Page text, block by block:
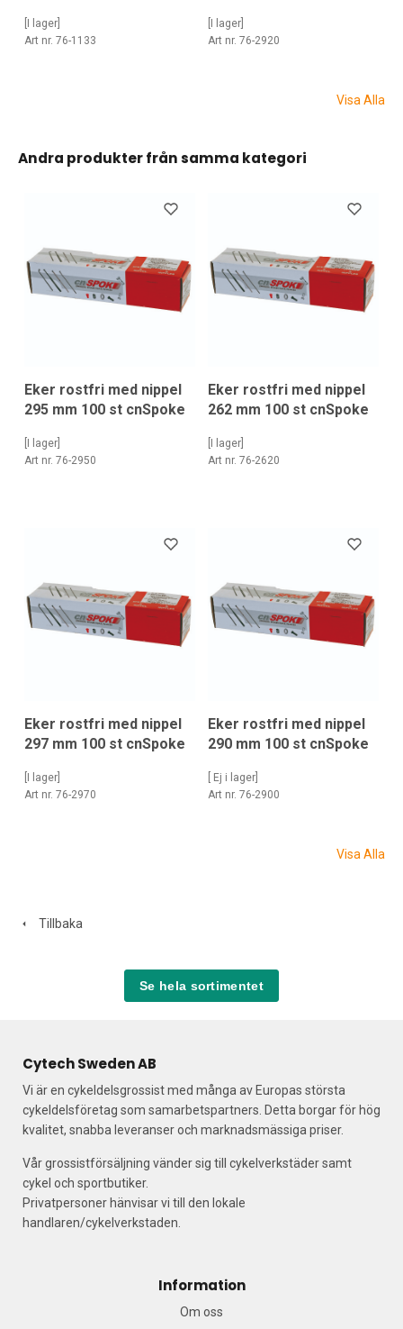
[I lager]
Art nr. 76-1133
[I lager]
Art nr. 76-2920
Visa Alla
Andra produkter från samma kategori
Eker rostfri med nippel
295 mm 100 st cnSpoke
[I lager]
Art nr. 76-2950
Eker rostfri med nippel
262 mm 100 st cnSpoke
[I lager]
Art nr. 76-2620
Eker rostfri med nippel
297 mm 100 st cnSpoke
[I lager]
Art nr. 76-2970
Eker rostfri med nippel
290 mm 100 st cnSpoke
[ Ej i lager]
Art nr. 76-2900
Visa Alla
Tillbaka
Se hela sortimentet
Cytech Sweden AB
Vi är en cykeldelsgrossist med många av Europas största
cykeldelsföretag som samarbetspartners. Detta borgar för hög
kvalitet, snabba leveranser och marknadsmässiga priser.
Vår grossistförsäljning vänder sig till cykelverkstäder samt
cykel och sportbutiker.
Privatpersoner hänvisar vi till den lokale
handlaren/cykelverkstaden.
Information
Om oss